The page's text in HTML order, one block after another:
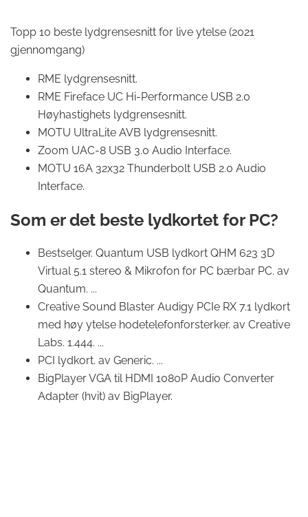
Topp 10 beste lydgrensesnitt for live ytelse (2021
gjennomgang)
RME lydgrensesnitt.
RME Fireface UC Hi-Performance USB 2.0
Høyhastighets lydgrensesnitt.
MOTU UltraLite AVB lydgrensesnitt.
Zoom UAC-8 USB 3.0 Audio Interface.
MOTU 16A 32x32 Thunderbolt USB 2.0 Audio
Interface.
Som er det beste lydkortet for PC?
Bestselger. Quantum USB lydkort QHM 623 3D
Virtual 5.1 stereo & Mikrofon for PC bærbar PC. av
Quantum. ...
Creative Sound Blaster Audigy PCIe RX 7.1 lydkort
med høy ytelse hodetelefonforsterker. av Creative
Labs. 1.444. ...
PCI lydkort. av Generic. ...
BigPlayer VGA til HDMI 1080P Audio Converter
Adapter (hvit) av BigPlayer.